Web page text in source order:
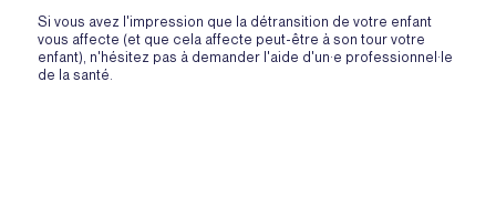
Si vous avez l'impression que la détransition de votre enfant
vous affecte (et que cela affecte peut-être à son tour votre
enfant), n'hésitez pas à demander l'aide d'un·e professionnel·le
de la santé.